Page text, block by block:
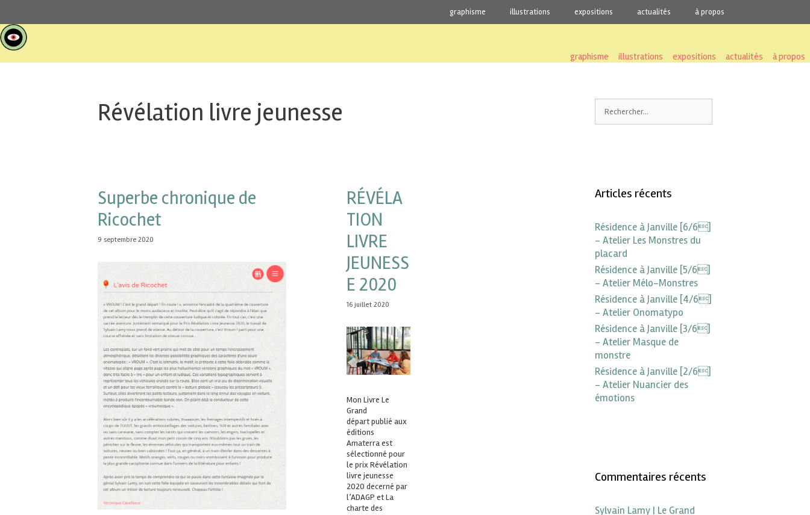
graphisme illustrations expositions actualités à propos
graphisme illustrations expositions actualités à propos
Révélation livre jeunesse
Superbe chronique de
Ricochet
9 septembre 2020
RÉVÉLA
TION
LIVRE
JEUNESS
E 2020
16 juillet 2020
Mon Livre Le
Grand
départ publié aux
éditions
Amaterra est
sélectionné pour
le prix Révélation
livre jeunesse
2020 decerné par
l’ADAGP et La
charte des
Articles récents
Résidence à Janville [6/6]
– Atelier Les Monstres du
placard
Résidence à Janville [5/6]
– Atelier Mélo-Monstres
Résidence à Janville [4/6]
– Atelier Onomatypo
Résidence à Janville [3/6]
– Atelier Masque de
monstre
Résidence à Janville [2/6]
– Atelier Nuancier des
émotions
Commentaires récents
Sylvain Lamy | Le Grand